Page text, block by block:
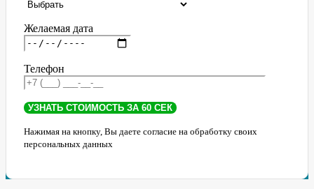
Желаемая дата
Телефон
Нажимая на кнопку, Вы даете согласие на обработку своих
персональных данных